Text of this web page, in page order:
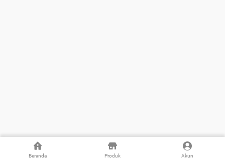
Beranda Produk Akun